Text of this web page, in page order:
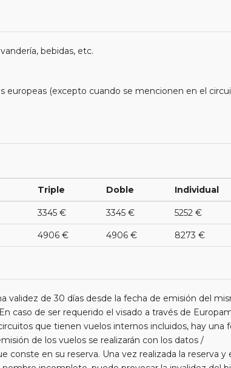
bebidas, etc.
europeas (excepto cuando se mencionen en el
Triple Doble Individual
3345 € 3345 € 5252 €
4906 € 4906 € 8273 €
validez de 30 días desde la fecha de emisión del
caso de ser requerido el visado a través de
que tienen vuelos internos incluidos, hay una
de los vuelos se realizarán con los datos /
conste en su reserva. Una vez realizada la reserva y